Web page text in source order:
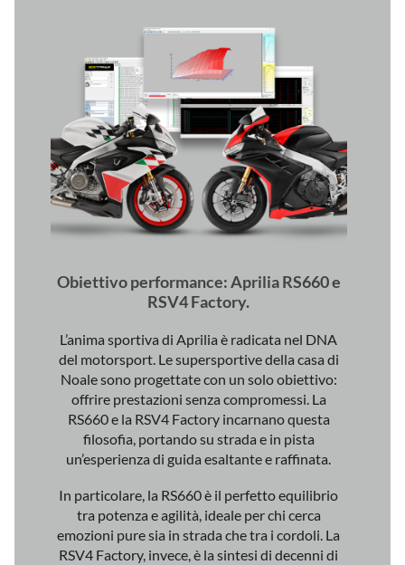
Obiettivo performance: Aprilia RS660 e
RSV4 Factory.
L’anima sportiva di Aprilia è radicata nel DNA
del motorsport. Le supersportive della casa di
Noale sono progettate con un solo obiettivo:
offrire prestazioni senza compromessi. La
RS660 e la RSV4 Factory incarnano questa
filosofia, portando su strada e in pista
un’esperienza di guida esaltante e raffinata.
In particolare, la RS660 è il perfetto equilibrio
tra potenza e agilità, ideale per chi cerca
emozioni pure sia in strada che tra i cordoli. La
RSV4 Factory, invece, è la sintesi di decenni di